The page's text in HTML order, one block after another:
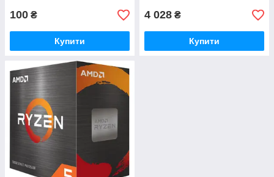
100 ₴
Купити
4 028 ₴
Купити